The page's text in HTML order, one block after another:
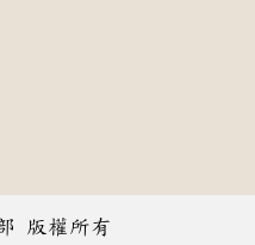
版權所有